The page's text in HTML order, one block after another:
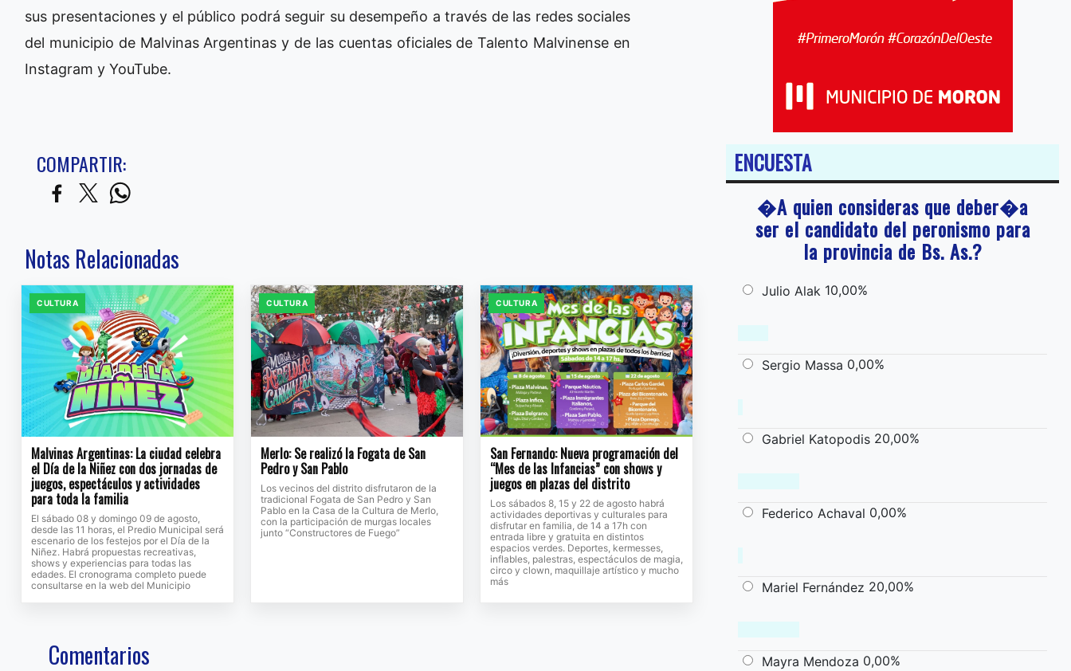
sus presentaciones y el público podrá seguir su desempeño a través de las redes sociales
del municipio de Malvinas Argentinas y de las cuentas oficiales de Talento Malvinense en
Instagram y YouTube.
COMPARTIR:
Notas Relacionadas
CULTURA
Malvinas Argentinas: La ciudad celebra
el Día de la Niñez con dos jornadas de
juegos, espectáculos y actividades
para toda la familia
El sábado 08 y domingo 09 de agosto,
desde las 11 horas, el Predio Municipal será
escenario de los festejos por el Día de la
Niñez. Habrá propuestas recreativas,
shows y experiencias para todas las
edades. El cronograma completo puede
consultarse en la web del Municipio
CULTURA
Merlo: Se realizó la Fogata de San
Pedro y San Pablo
Los vecinos del distrito disfrutaron de la
tradicional Fogata de San Pedro y San
Pablo en la Casa de la Cultura de Merlo,
con la participación de murgas locales
junto “Constructores de Fuego”
CULTURA
San Fernando: Nueva programación del
“Mes de las Infancias” con shows y
juegos en plazas del distrito
Los sábados 8, 15 y 22 de agosto habrá
actividades deportivas y culturales para
disfrutar en familia, de 14 a 17h con
entrada libre y gratuita en distintos
espacios verdes. Deportes, kermesses,
inflables, palestras, espectáculos de magia,
circo y clown, maquillaje artístico y mucho
más
Comentarios
ENCUESTA
�A quien consideras que deber�a
ser el candidato del peronismo para
la provincia de Bs. As.?
Julio Alak 10,00%
Sergio Massa 0,00%
Gabriel Katopodis 20,00%
Federico Achaval 0,00%
Mariel Fernández 20,00%
Mayra Mendoza 0,00%